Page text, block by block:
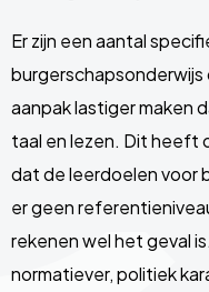
Er zijn een aantal
aanpak lastiger maken
taal en lezen. Dit heeft
dat de leerdoelen voor
er geen
rekenen wel het geval
normatiever, politiek